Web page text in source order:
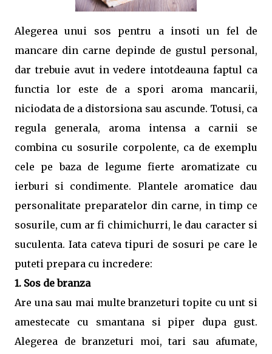
Alegerea unui sos pentru a insoti un fel de
mancare din carne depinde de gustul personal,
dar trebuie avut in vedere intotdeauna faptul ca
functia lor este de a spori aroma mancarii,
niciodata de a distorsiona sau ascunde. Totusi, ca
regula generala, aroma intensa a carnii se
combina cu sosurile corpolente, ca de exemplu
cele pe baza de legume fierte aromatizate cu
ierburi si condimente. Plantele aromatice dau
personalitate preparatelor din carne, in timp ce
sosurile, cum ar fi chimichurri, le dau caracter si
suculenta. Iata cateva tipuri de sosuri pe care le
puteti prepara cu incredere:
1. Sos de branza
Are una sau mai multe branzeturi topite cu unt si
amestecate cu smantana si piper dupa gust.
Alegerea de branzeturi moi, tari sau afumate,